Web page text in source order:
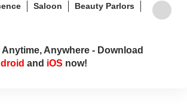
Saloon
Beauty Parlors
Anywhere - Download
and iOS now!